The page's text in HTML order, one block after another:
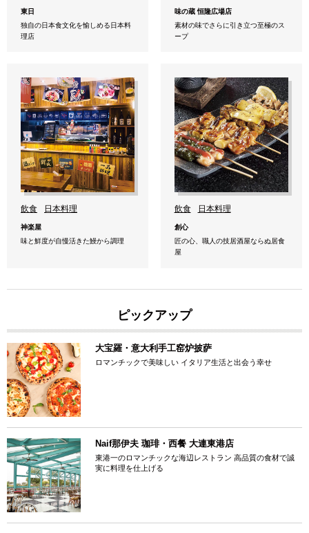
東日
独自の日本食文化を愉しめる日本料
理店
味の蔵 恒隆広場店
素材の味でさらに引き立つ至極のス
ープ
飲食 日本料理
神楽屋
味と鮮度が自慢活きた鰻から調理
飲食 日本料理
創心
匠の心、職人の技居酒屋ならぬ居食
屋
ピックアップ
大宝羅・意大利手工窑炉披萨
ロマンチックで美味しい イタリア生活と出会う幸せ
Naif那伊夫 珈琲・西餐 大連東港店
東港一のロマンチックな海辺レストラン 高品質の食材で誠
実に料理を仕上げる